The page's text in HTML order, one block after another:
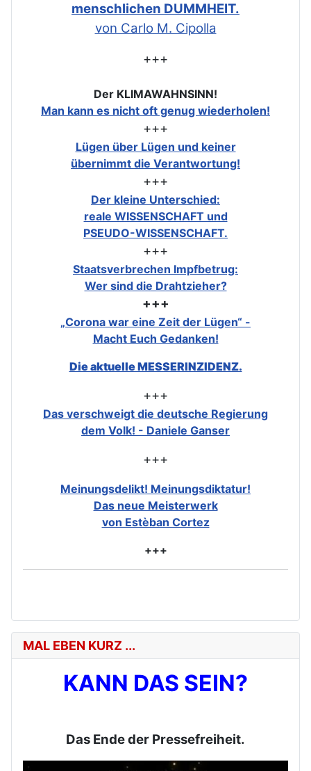
menschlichen DUMMHEIT.
von Carlo M. Cipolla
+++
Der KLIMAWAHNSINN!
Man kann es nicht oft genug wiederholen!
+++
Lügen über Lügen und keiner
übernimmt die Verantwortung!
+++
Der kleine Unterschied:
reale WISSENSCHAFT und
PSEUDO-WISSENSCHAFT.
+++
Staatsverbrechen Impfbetrug:
Wer sind die Drahtzieher?
+++
„Corona war eine Zeit der Lügen“ -
Macht Euch Gedanken!
Die aktuelle MESSERINZIDENZ.
+++
Das verschweigt die deutsche Regierung
dem Volk! - Daniele Ganser
+++
Meinungsdelikt! Meinungsdiktatur!
Das neue Meisterwerk
von Estèban Cortez
+++
MAL EBEN KURZ ...
KANN DAS SEIN?
Das Ende der Pressefreiheit.